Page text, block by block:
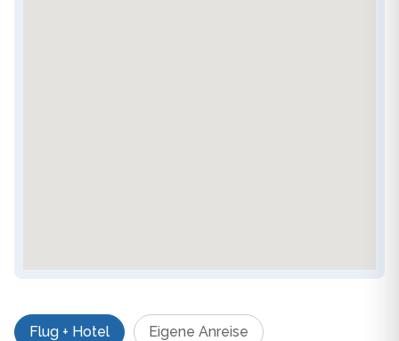
Flug + Hotel Eigene Anreise